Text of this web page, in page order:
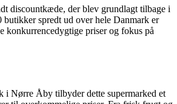
discountkæde, der blev grundlagt tilbage i
butikker spredt ud over hele Danmark er
konkurrencedygtige priser og fokus på
i Nørre Åby tilbyder dette supermarked et